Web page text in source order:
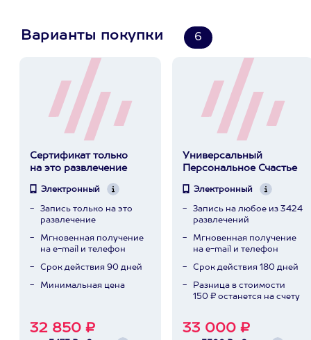
Варианты покупки 6
Сертификат только
на это развлечение
Электронный
Запись только на это
развлечение
Мгновенная получение
на e-mail и телефон
Срок действия 90 дней
Минимальная цена
32 850 ₽
Универсальный
Персональное Счастье
Электронный
Запись на любое из 3424
развлечений
Мгновенная получение
на e-mail и телефон
Срок действия 180 дней
Разница в стоимости
150 ₽ останется на счету
33 000 ₽